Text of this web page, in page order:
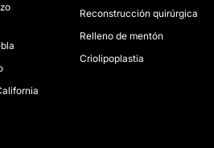
Reconstrucción quirúrgica
Relleno de mentón
Criolipoplastia